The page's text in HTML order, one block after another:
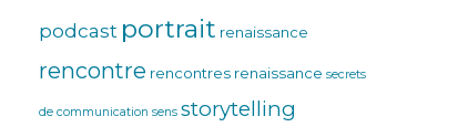
podcast portrait renaissance
rencontre rencontres renaissance secrets
de communication sens storytelling